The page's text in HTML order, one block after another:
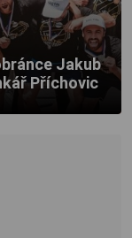
Jakub
Příchovic